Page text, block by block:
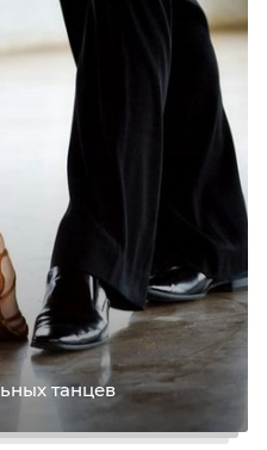
танцев